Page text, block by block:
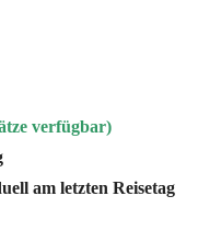
verfügbar)
am letzten Reisetag